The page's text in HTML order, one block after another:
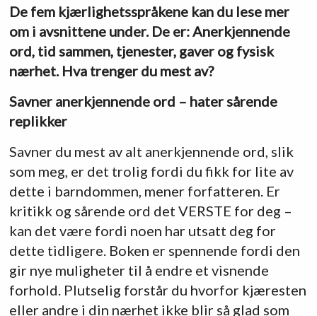
De fem kjærlighetsspråkene kan du lese mer
om i avsnittene under. De er: Anerkjennende
ord, tid sammen, tjenester, gaver og fysisk
nærhet. Hva trenger du mest av?
Savner anerkjennende ord – hater sårende
replikker
Savner du mest av alt anerkjennende ord, slik
som meg, er det trolig fordi du fikk for lite av
dette i barndommen, mener forfatteren. Er
kritikk og sårende ord det VERSTE for deg –
kan det være fordi noen har utsatt deg for
dette tidligere. Boken er spennende fordi den
gir nye muligheter til å endre et visnende
forhold. Plutselig forstår du hvorfor kjæresten
eller andre i din nærhet ikke blir så glad som